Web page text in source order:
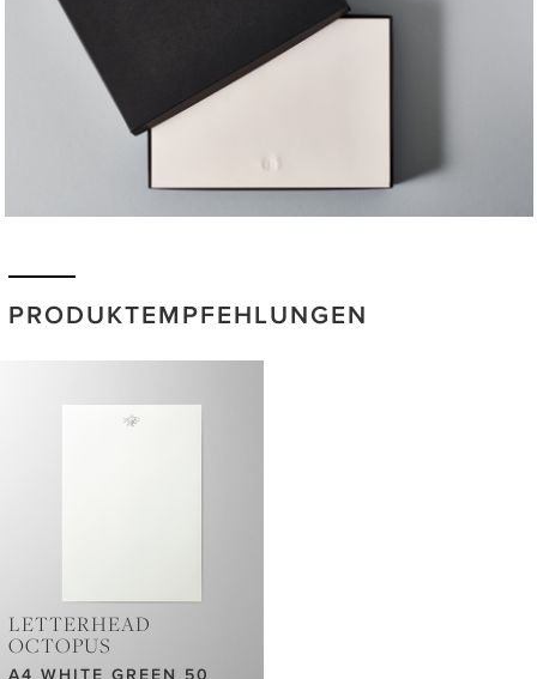
PRODUKTEMPFEHLUNGEN
LETTERHEAD
OCTOPUS
A4 WHITE GREEN 50